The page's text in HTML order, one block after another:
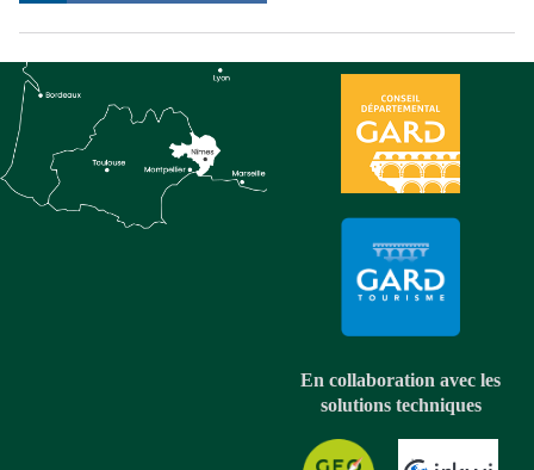
En collaboration avec les
solutions techniques